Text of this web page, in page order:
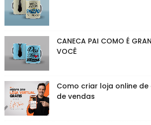
CANECA PAI COMO É
VOCÊ
Como criar loja online
de vendas